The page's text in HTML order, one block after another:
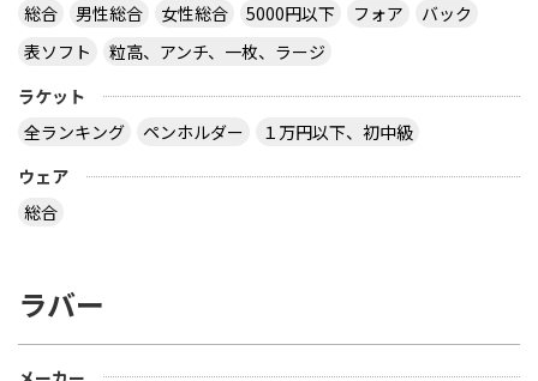
総合
男性総合 女性総合 5000円以下 フォア
バック
表ソフト
粒高、アンチ、一枚、ラージ
ラケット
全ランキング
ペンホルダー
１万円以下、初中級
ウェア
総合
ラバー